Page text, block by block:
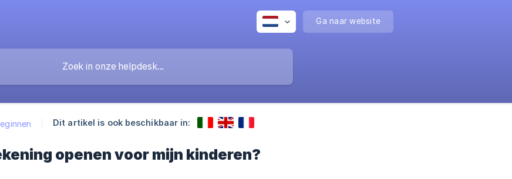
Ga naar website
Dit artikel is ook beschikbaar in:
openen voor mijn kinderen?